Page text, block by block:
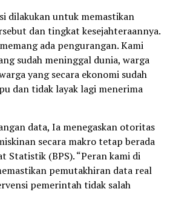
dilakukan untuk memastikan
dan tingkat kesejahteraannya.
ada pengurangan. Kami
sudah meninggal dunia, warga
yang secara ekonomi sudah
dan tidak layak lagi menerima
data, Ia menegaskan otoritas
secara makro tetap berada
Statistik (BPS). “Peran kami di
pemutakhiran data real
pemerintah tidak salah